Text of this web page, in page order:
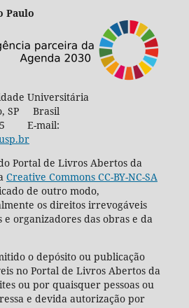
Paulo
Universitária
SP Brasil
E-mail:
Portal de Livros Abertos da
Creative Commons CC-BY-NC-SA
de outro modo,
os direitos irrevogáveis
e organizadores das obras e da
o depósito ou publicação
no Portal de Livros Abertos da
ou por quaisquer pessoas ou
e devida autorização por